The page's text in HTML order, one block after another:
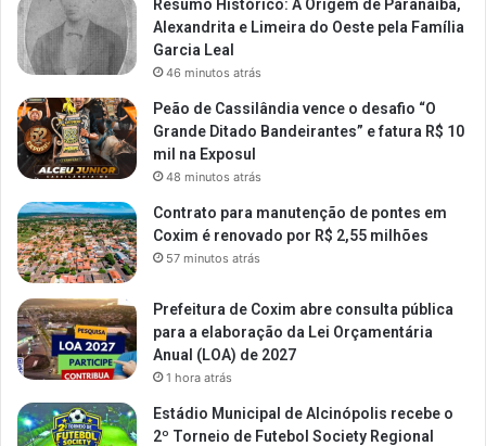
Resumo Histórico: A Origem de Paranaíba,
Alexandrita e Limeira do Oeste pela Família
Garcia Leal
46 minutos atrás
Peão de Cassilândia vence o desafio “O
Grande Ditado Bandeirantes” e fatura R$ 10
mil na Exposul
48 minutos atrás
Contrato para manutenção de pontes em
Coxim é renovado por R$ 2,55 milhões
57 minutos atrás
Prefeitura de Coxim abre consulta pública
para a elaboração da Lei Orçamentária
Anual (LOA) de 2027
1 hora atrás
Estádio Municipal de Alcinópolis recebe o
2º Torneio de Futebol Society Regional